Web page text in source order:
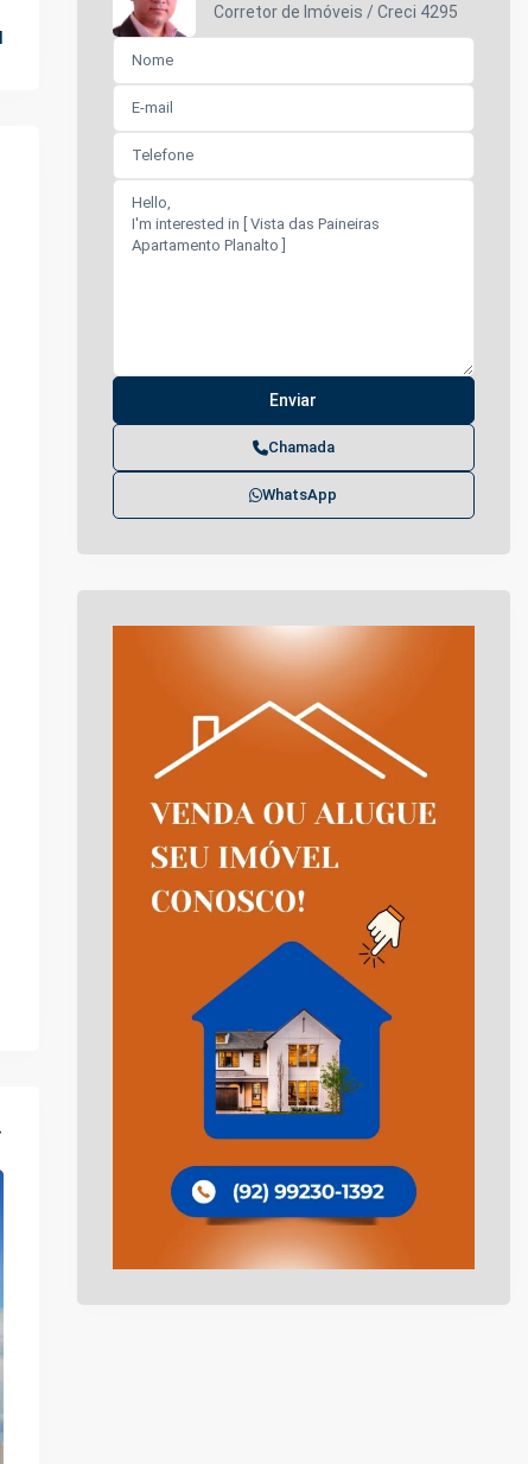
Corretor de Imóveis / Creci 4295
Chamada
WhatsApp